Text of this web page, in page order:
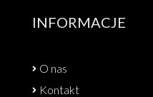
INFORMACJE
O nas
Kontakt